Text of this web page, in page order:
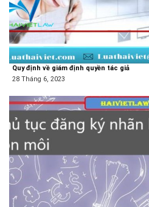
Quy định về giám định quyền tác giả
28 Tháng 6, 2023